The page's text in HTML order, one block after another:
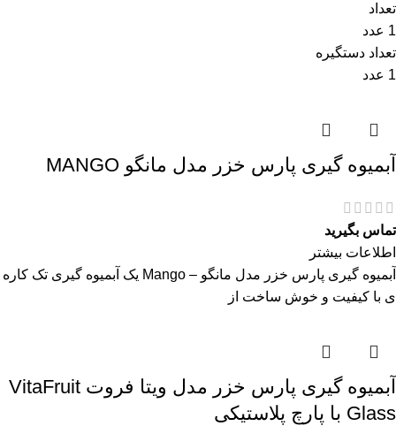
تعداد
1 عدد
تعداد دستگیره
1 عدد
آبمیوه گیری پارس خزر مدل مانگو MANGO
تماس بگیرید
اطلاعات بیشتر
آبمیوه گیری پارس خزر مدل مانگو – Mango یک آبمیوه گیری تک کاره
ی با کیفیت و خوش ساخت از
آبمیوه گیری پارس خزر مدل ویتا فروت VitaFruit
Glass با پارچ پلاستیکی